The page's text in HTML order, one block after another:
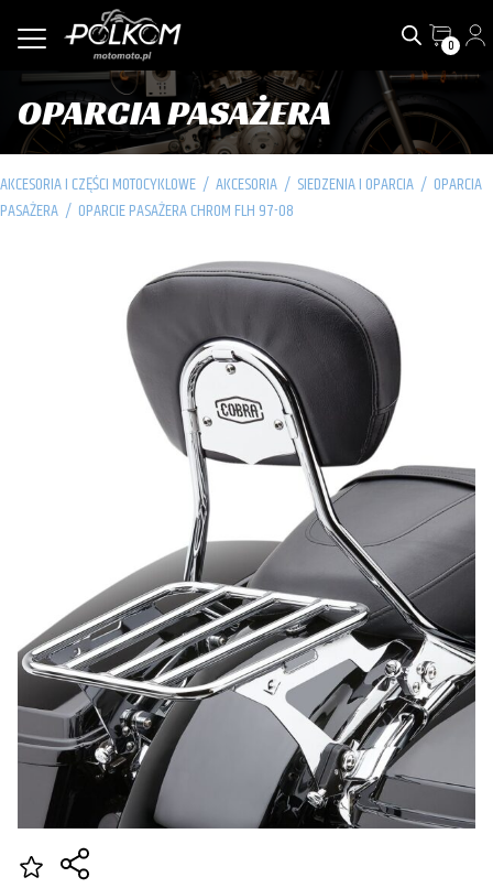
0
OPARCIA PASAŻERA
AKCESORIA I CZĘŚCI MOTOCYKLOWE / AKCESORIA / SIEDZENIA I OPARCIA / OPARCIA
PASAŻERA / OPARCIE PASAŻERA CHROM FLH 97-08